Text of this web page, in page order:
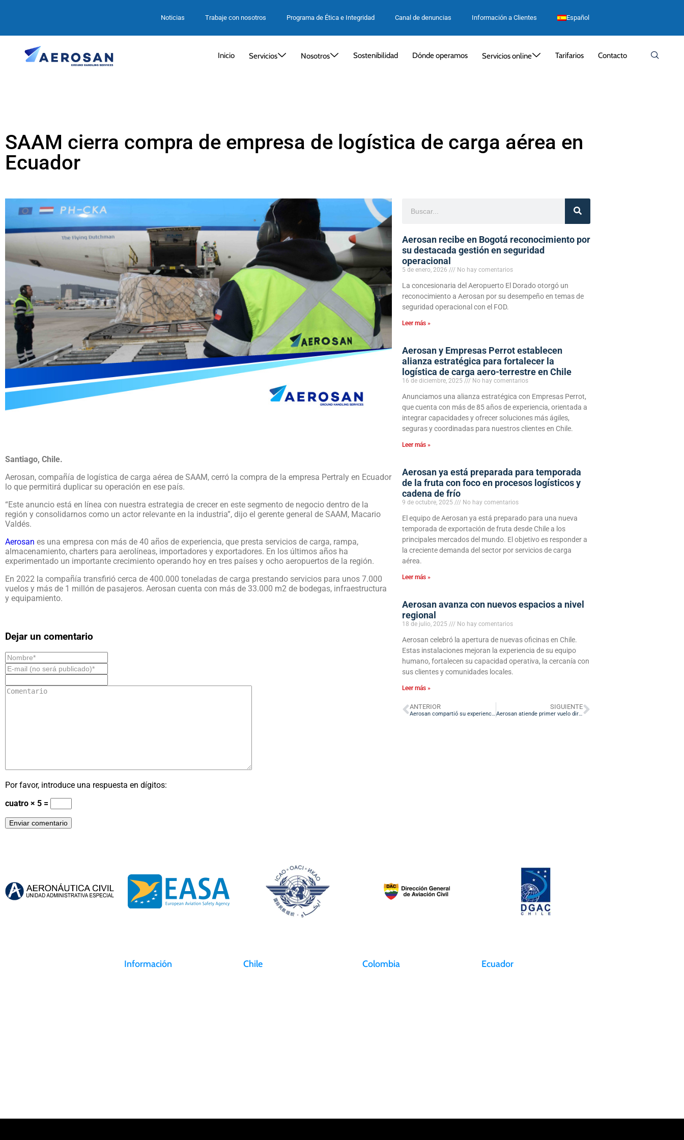
Noticias Trabaje con nosotros Programa de Ética e Integridad Canal de denuncias Información a Clientes Español
Inicio Servicios Nosotros Sostenibilidad Dónde operamos Servicios online Tarifarios Contacto
SAAM cierra compra de empresa de logística de carga aérea en
Ecuador
Santiago, Chile.
Aerosan, compañía de logística de carga aérea de SAAM, cerró la compra de la empresa Pertraly en Ecuador
lo que permitirá duplicar su operación en ese país.
“Este anuncio está en línea con nuestra estrategia de crecer en este segmento de negocio dentro de la
región y consolidarnos como un actor relevante en la industria”, dijo el gerente general de SAAM, Macario
Valdés.
Aerosan es una empresa con más de 40 años de experiencia, que presta servicios de carga, rampa,
almacenamiento, charters para aerolíneas, importadores y exportadores. En los últimos años ha
experimentado un importante crecimiento operando hoy en tres países y ocho aeropuertos de la región.
En 2022 la compañía transfirió cerca de 400.000 toneladas de carga prestando servicios para unos 7.000
vuelos y más de 1 millón de pasajeros. Aerosan cuenta con más de 33.000 m2 de bodegas, infraestructura
y equipamiento.
Dejar un comentario
Por favor, introduce una respuesta en dígitos:
cuatro × 5 =
Aerosan recibe en Bogotá reconocimiento por
su destacada gestión en seguridad
operacional
5 de enero, 2026 No hay comentarios
La concesionaria del Aeropuerto El Dorado otorgó un
reconocimiento a Aerosan por su desempeño en temas de
seguridad operacional con el FOD.
Leer más »
Aerosan y Empresas Perrot establecen
alianza estratégica para fortalecer la
logística de carga aero-terrestre en Chile
16 de diciembre, 2025 No hay comentarios
Anunciamos una alianza estratégica con Empresas Perrot,
que cuenta con más de 85 años de experiencia, orientada a
integrar capacidades y ofrecer soluciones más ágiles,
seguras y coordinadas para nuestros clientes en Chile.
Leer más »
Aerosan ya está preparada para temporada
de la fruta con foco en procesos logísticos y
cadena de frío
9 de octubre, 2025 No hay comentarios
El equipo de Aerosan ya está preparado para una nueva
temporada de exportación de fruta desde Chile a los
principales mercados del mundo. El objetivo es responder a
la creciente demanda del sector por servicios de carga
aérea.
Leer más »
Aerosan avanza con nuevos espacios a nivel
regional
18 de julio, 2025 No hay comentarios
Aerosan celebró la apertura de nuevas oficinas en Chile.
Estas instalaciones mejoran la experiencia de su equipo
humano, fortalecen su capacidad operativa, la cercanía con
sus clientes y comunidades locales.
Leer más »
ANTERIOR
Aerosan compartió su experiencia en materia de sustentabilidad en evento organizado por KLM Airfrance Martinair
SIGUIENTE
Aerosan atiende primer vuelo directo entre Zúrich y Bogotá
Información Chile Colombia Ecuador